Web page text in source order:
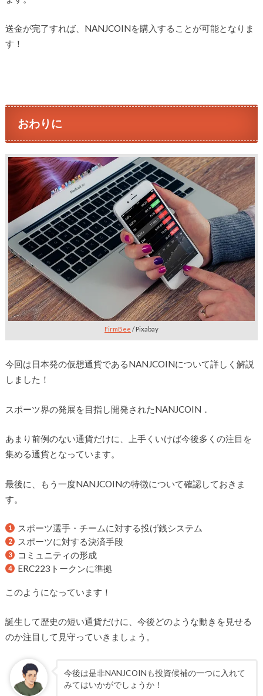
送金が完了すれば、NANJCOINを購入することが可能となりま
す！
おわりに
FirmBee / Pixabay
今回は日本発の仮想通貨であるNANJCOINについて詳しく解説
しました！
スポーツ界の発展を目指し開発されたNANJCOIN．
あまり前例のない通貨だけに、上手くいけば今後多くの注目を
集める通貨となっています。
最後に、もう一度NANJCOINの特徴について確認しておきま
す。
スポーツ選手・チームに対する投げ銭システム
スポーツに対する決済手段
コミュニティの形成
ERC223トークンに準拠
このようになっています！
誕生して歴史の短い通貨だけに、今後どのような動きを見せる
のか注目して見守っていきましょう。
今後は是非NANJCOINも投資候補の一つに入れて
みてはいかがでしょうか！